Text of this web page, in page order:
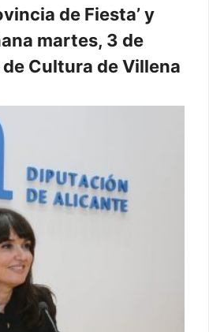
de Fiesta’ y
martes, 3 de
Cultura de Villena